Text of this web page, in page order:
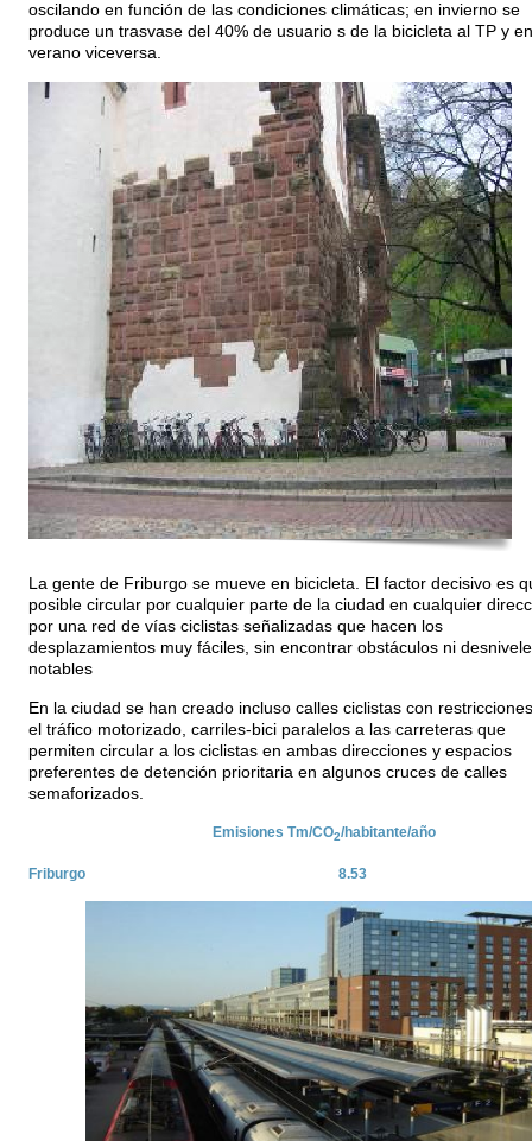
oscilando en función de las condiciones climáticas; en invierno se
produce un trasvase del 40% de usuario s de la bicicleta al TP y en
verano viceversa.
La gente de Friburgo se mueve en bicicleta. El factor decisivo es
posible circular por cualquier parte de la ciudad en cualquier
por una red de vías ciclistas señalizadas que hacen los
desplazamientos muy fáciles, sin encontrar obstáculos ni
notables
En la ciudad se han creado incluso calles ciclistas con
el tráfico motorizado, carriles-bici paralelos a las carreteras que
permiten circular a los ciclistas en ambas direcciones y espacios
preferentes de detención prioritaria en algunos cruces de calles
semaforizados.
Emisiones Tm/CO2/habitante/año
Friburgo 8.53